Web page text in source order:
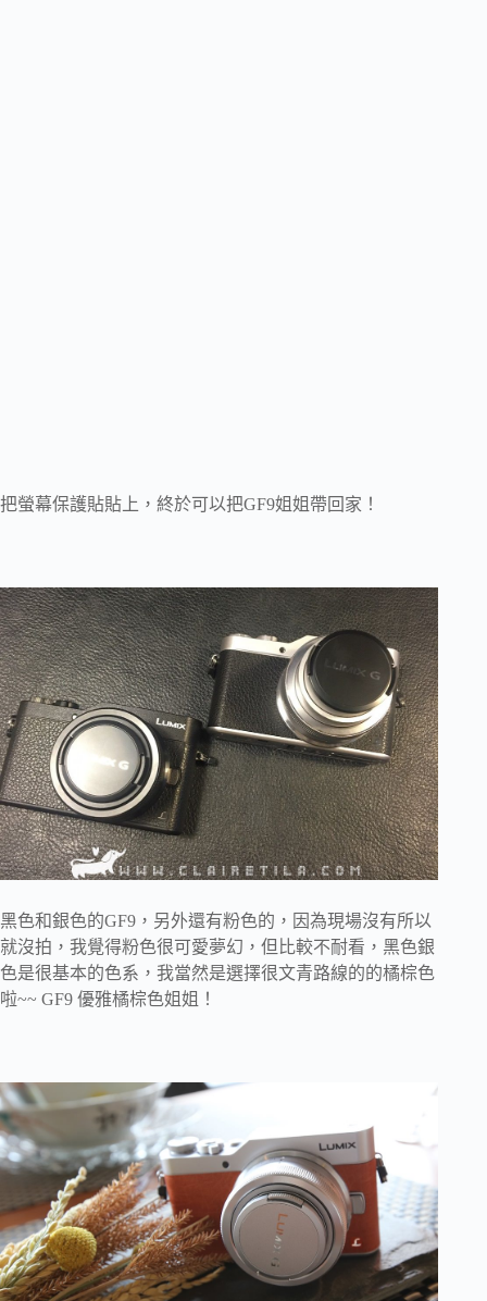
把螢幕保護貼貼上，終於可以把GF9姐姐帶回家！
黑色和銀色的GF9，另外還有粉色的，因為現場沒有所以
就沒拍，我覺得粉色很可愛夢幻，但比較不耐看，黑色銀
色是很基本的色系，我當然是選擇很文青路線的的橘棕色
啦~~ GF9 優雅橘棕色姐姐！